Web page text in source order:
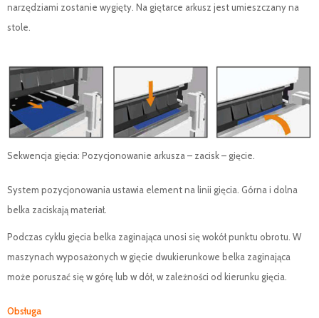
narzędziami zostanie wygięty. Na giętarce arkusz jest umieszczany na
stole.
Sekwencja gięcia: Pozycjonowanie arkusza – zacisk – gięcie.
System pozycjonowania ustawia element na linii gięcia. Górna i dolna
belka zaciskają materiał.
Podczas cyklu gięcia belka zaginająca unosi się wokół punktu obrotu. W
maszynach wyposażonych w gięcie dwukierunkowe belka zaginająca
może poruszać się w górę lub w dół, w zależności od kierunku gięcia.
Obsługa